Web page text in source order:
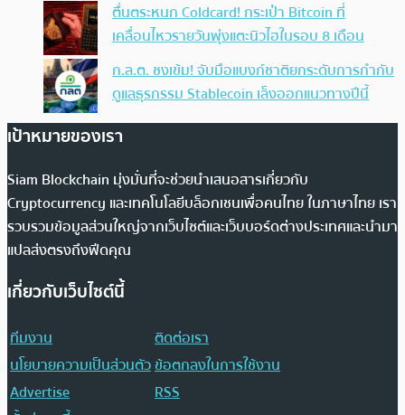
ตื่นตระหนก Coldcard! กระเป๋า Bitcoin ที่
เคลื่อนไหวรายวันพุ่งแตะนิวไฮในรอบ 8 เดือน
ก.ล.ต. ชงเข้ม! จับมือแบงก์ชาติยกระดับการกำกับ
ดูแลธุรกรรม Stablecoin เล็งออกแนวทางปีนี้
เป้าหมายของเรา
Siam Blockchain มุ่งมั่นที่จะช่วยนำเสนอสารเกี่ยวกับ
Cryptocurrency และเทคโนโลยีบล็อกเชนเพื่อคนไทย ในภาษาไทย เรา
รวบรวมข้อมูลส่วนใหญ่จากเว็บไซต์และเว็บบอร์ดต่างประเทศและนำมา
แปลส่งตรงถึงฟีดคุณ
เกี่ยวกับเว็บไซต์นี้
ทีมงาน
ติดต่อเรา
นโยบายความเป็นส่วนตัวข้อตกลงในการใช้งาน
Advertise
RSS